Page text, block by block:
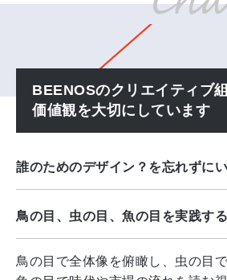
BEENOSのクリエイティブ
価値観を大切にしています
誰のためのデザイン？を忘れずに
鳥の目、虫の目、魚の目を実践す
鳥の目で全体像を俯瞰し、虫の目